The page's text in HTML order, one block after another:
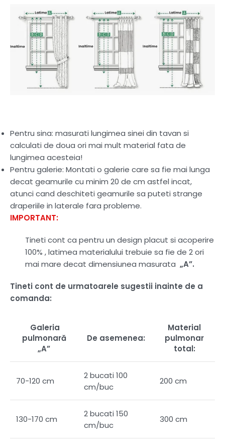
Pentru sina: masurati lungimea sinei din tavan si
calculati de doua ori mai mult material fata de
lungimea acesteia!
Pentru galerie: Montati o galerie care sa fie mai lunga
decat geamurile cu minim 20 de cm astfel incat,
atunci cand deschiteti geamurile sa puteti strange
draperiile in laterale fara probleme.
IMPORTANT:
Tineti cont ca pentru un design placut si acoperire
100% , latimea materialului trebuie sa fie de 2 ori
mai mare decat dimensiunea masurata „A”.
Tineti cont de urmatoarele sugestii inainte de a
comanda:
Galeria
pulmonară
„A”
De asemenea:
Material
pulmonar
total:
70-120 cm
2 bucati 100
cm/buc
200 cm
130-170 cm
2 bucati 150
cm/buc
300 cm